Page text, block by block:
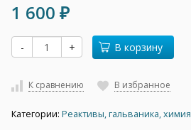
1 600 ₽
- + В корзину
К сравнению В избранное
Категории: Реактивы, гальваника, химия